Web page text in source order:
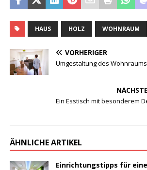
HAUS HOLZ WOHNRAUM
VORHERIGER
Umgestaltung des
Ein Esstisch mit besonderem
ÄHNLICHE ARTIKEL
Einrichtungstipps für